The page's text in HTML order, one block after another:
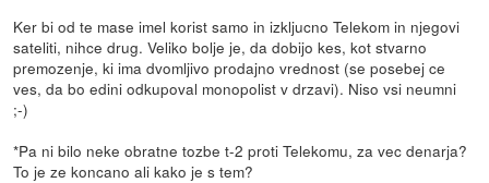
Ker bi od te mase imel korist samo in izkljucno Telekom in njegovi
sateliti, nihce drug. Veliko bolje je, da dobijo kes, kot stvarno
premozenje, ki ima dvomljivo prodajno vrednost (se posebej ce
ves, da bo edini odkupoval monopolist v drzavi). Niso vsi neumni
;-)
*Pa ni bilo neke obratne tozbe t-2 proti Telekomu, za vec denarja?
To je ze koncano ali kako je s tem?